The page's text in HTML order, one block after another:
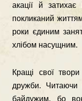
акації й затихає
покликаний
роки єдиним
хлібом насущним.
Кращі свої
дружби. Чи­таючи
байдужим, бо